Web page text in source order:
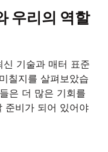
우리의 역할
신 기술과 매터 표준
칠지를 살펴보았습
은 더 많은 기회를
준비가 되어 있어야